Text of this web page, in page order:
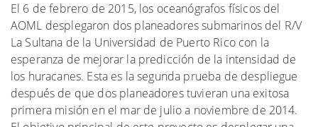
El 6 de febrero de 2015, los oceanógrafos físicos del
AOML desplegaron dos planeadores submarinos del R/V
La Sultana de la Universidad de Puerto Rico con la
esperanza de mejorar la predicción de la intensidad de
los huracanes. Esta es la segunda prueba de despliegue
después de que dos planeadores tuvieran una exitosa
primera misión en el mar de julio a noviembre de 2014.